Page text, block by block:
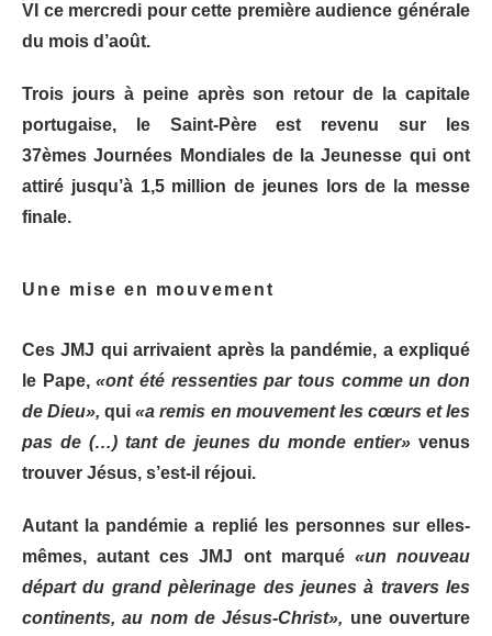
VI ce mercredi pour cette première audience générale
du mois d’août.
Trois jours à peine après son retour de la capitale
portugaise, le Saint-Père est revenu sur les
37èmes Journées Mondiales de la Jeunesse qui ont
attiré jusqu’à 1,5 million de jeunes lors de la messe
finale.
Une mise en mouvement
Ces JMJ qui arrivaient après la pandémie, a expliqué
le Pape,«ont été ressenties par tous comme un don
de Dieu»,qui«a remis en mouvement les cœurs et les
pas de (…) tant de jeunes du monde entier» venus
trouver Jésus, s’est-il réjoui.
Autant la pandémie a replié les personnes sur elles-
mêmes, autant ces JMJ ont marqué «un nouveau
départ du grand pèlerinage des jeunes à travers les
continents, au nom de Jésus-Christ», une ouverture